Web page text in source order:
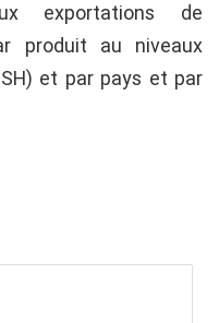
exportations de
produit au niveaux
et par pays et par